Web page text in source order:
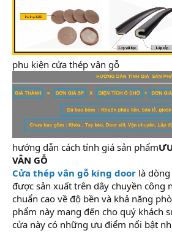
phụ kiện cửa thép vân gỗ
hướng dẫn cách tính giá sản phẩm
VÂN GỖ
Cửa thép vân gỗ king door là
được sản xuất trên dây chuyền công
chuẩn cao về độ bền và khả năng
phẩm này mang đến cho quý khách
cửa này có những ưu điểm nổi bật